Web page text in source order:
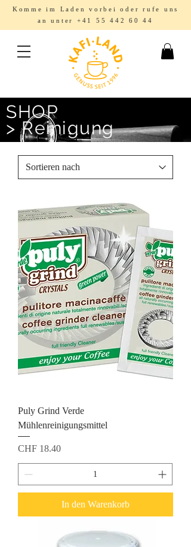
Komme im Laden vorbei oder rufe uns
an unter +41 55 442 60 44
SHOP
> Reinigung
Puly Grind Verde
Mühlenreinigungsmittel
Preis
CHF 18.40
In den Warenkorb